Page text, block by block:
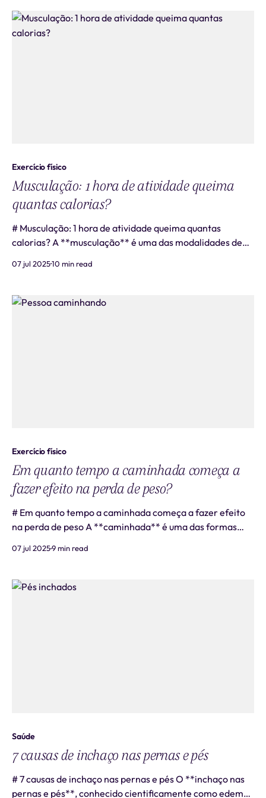
ganhou destaque no manejo da obesida
Exercício físico
Musculação: 1 hora de atividade queima
quantas calorias?
# Musculação: 1 hora de atividade queima quantas
calorias? A **musculação** é uma das modalidades de
procurada tanto por quem deseja **ganhar massa
emagrecer e melhorar a saúde geral. Uma das perguntas
07 jul 202510 min read
Exercício físico
Em quanto tempo a caminhada começa a
fazer efeito na perda de peso?
# Em quanto tempo a caminhada começa a fazer efeito
na perda de peso A **caminhada** é uma das formas
emagrecimento saudável. Muitas pessoas se perguntam
incluir essa atividade física na roti
07 jul 20259 min read
Saúde
7 causas de inchaço nas pernas e pés
# 7 causas de inchaço nas pernas e pés O **inchaço nas
pernas e pés**, conhecido cientificamente como edema,